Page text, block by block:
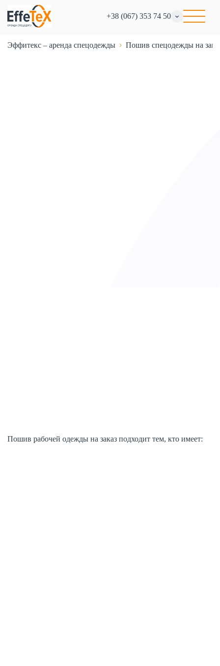
+38 (067) 353 74 50
Эффитекс – аренда спецодежды Пошив спецодежды на
Пошив рабочей одежды на заказ подходит тем, кто имеет: